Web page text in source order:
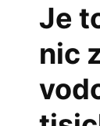
Je
nic